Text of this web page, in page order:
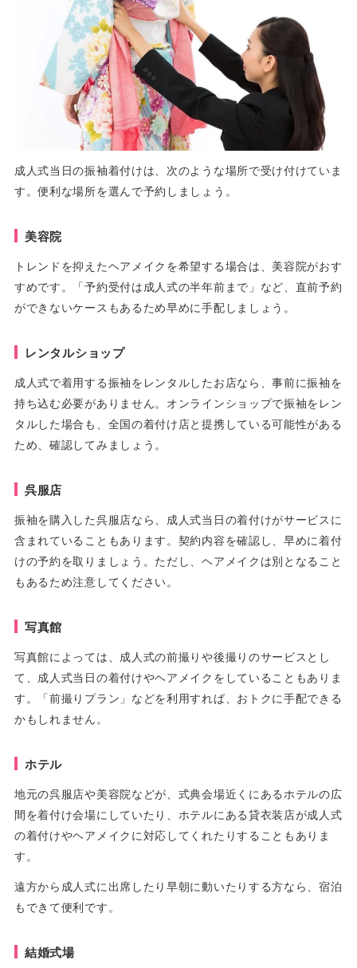
成人式当日の振袖着付けは、次のような場所で受け付けていま
す。便利な場所を選んで予約しましょう。
美容院
トレンドを抑えたヘアメイクを希望する場合は、美容院がおす
すめです。「予約受付は成人式の半年前まで」など、直前予約
ができないケースもあるため早めに手配しましょう。
レンタルショップ
成人式で着用する振袖をレンタルしたお店なら、事前に振袖を
持ち込む必要がありません。オンラインショップで振袖をレン
タルした場合も、全国の着付け店と提携している可能性がある
ため、確認してみましょう。
呉服店
振袖を購入した呉服店なら、成人式当日の着付けがサービスに
含まれていることもあります。契約内容を確認し、早めに着付
けの予約を取りましょう。ただし、ヘアメイクは別となること
もあるため注意してください。
写真館
写真館によっては、成人式の前撮りや後撮りのサービスとし
て、成人式当日の着付けやヘアメイクをしていることもありま
す。「前撮りプラン」などを利用すれば、おトクに手配できる
かもしれません。
ホテル
地元の呉服店や美容院などが、式典会場近くにあるホテルの広
間を着付け会場にしていたり、ホテルにある貸衣装店が成人式
の着付けやヘアメイクに対応してくれたりすることもありま
す。
遠方から成人式に出席したり早朝に動いたりする方なら、宿泊
もできて便利です。
結婚式場